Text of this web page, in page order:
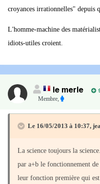
croyances irrationnelles" depuis
L'homme-machine des
idiots-utiles croient.
le merle
Membre,
Le 16/05/2013 à 10:37,
La science toujours la
par a+b le fonctionnement
leur fonction première qui